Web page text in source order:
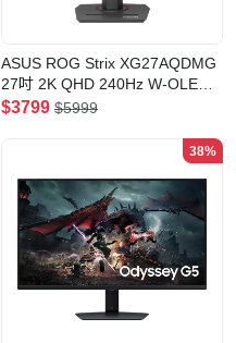
ASUS ROG Strix XG27AQDMG
27吋 2K QHD 240Hz W-OLED
HDR10 G-SYNC compatible 電
$3799 $5999
38%